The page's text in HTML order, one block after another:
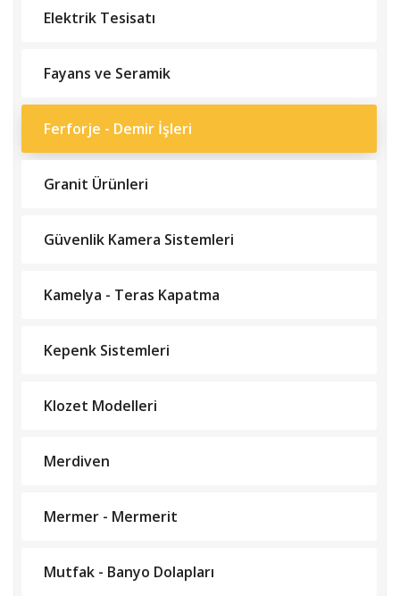
Elektrik Tesisatı
Fayans ve Seramik
Ferforje - Demir İşleri
Granit Ürünleri
Güvenlik Kamera Sistemleri
Kamelya - Teras Kapatma
Kepenk Sistemleri
Klozet Modelleri
Merdiven
Mermer - Mermerit
Mutfak - Banyo Dolapları